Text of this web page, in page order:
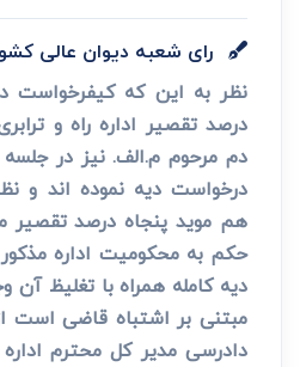
رای شعبه دیوان عالی
نظر به این که کیفرخواست
درصد تقصیر اداره راه و
دم مرحوم م.الف. نیز در
درخواست دیه نموده اند و
هم موید پنجاه درصد تقصیر
حکم به محکومیت اداره
دیه کامله همراه با تغلیظ آن
مبتنی بر اشتباه قاضی است
دادرسی مدیر کل محترم